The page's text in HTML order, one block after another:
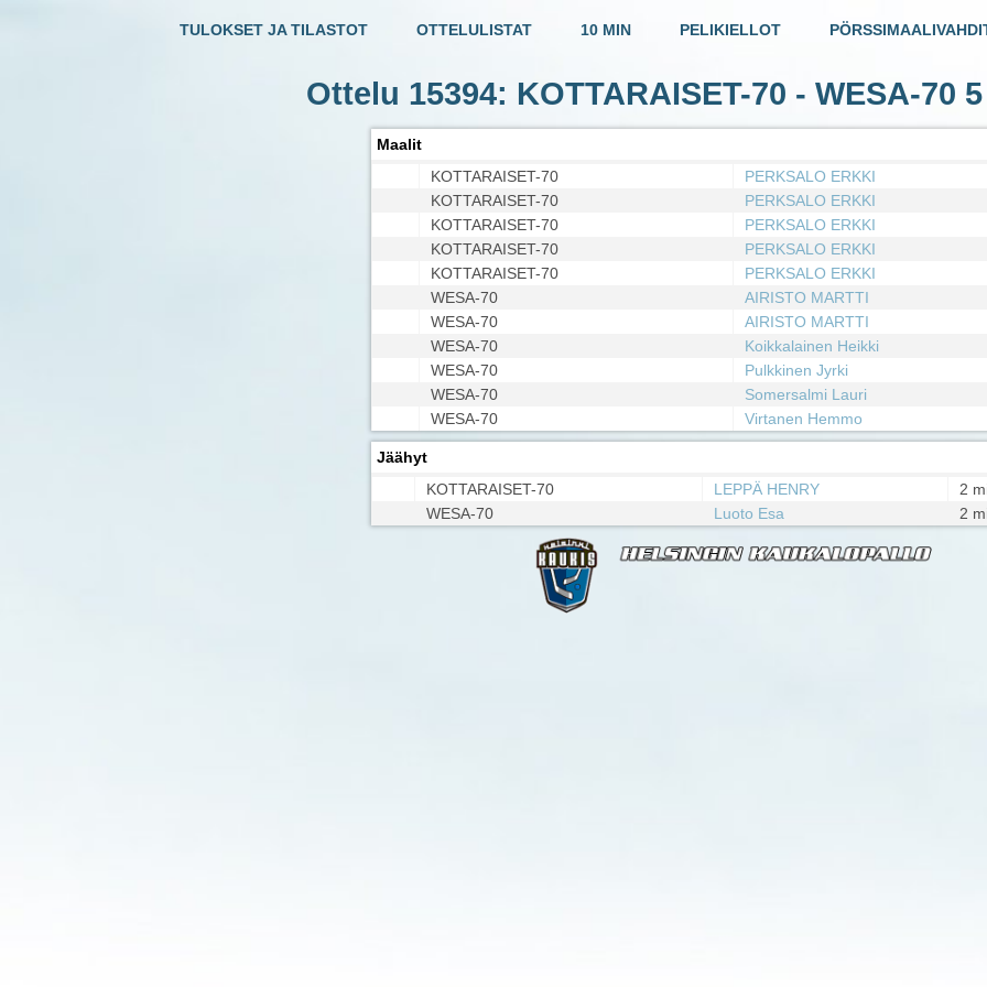
TULOKSET JA TILASTOT OTTELULISTAT 10 MIN PELIKIELLOT
Ottelu 15394: KOTTARAISET-70 - WESA-70
Maalit
KOTTARAISET-70
PERKSALO ERKKI
KOTTARAISET-70
PERKSALO ERKKI
KOTTARAISET-70
PERKSALO ERKKI
KOTTARAISET-70
PERKSALO ERKKI
KOTTARAISET-70
PERKSALO ERKKI
WESA-70
AIRISTO MARTTI
WESA-70
AIRISTO MARTTI
WESA-70
Koikkalainen Heikki
WESA-70
Pulkkinen Jyrki
WESA-70
Somersalmi Lauri
WESA-70
Virtanen Hemmo
Jäähyt
KOTTARAISET-70
LEPPÄ HENRY
2
WESA-70
Luoto Esa 2